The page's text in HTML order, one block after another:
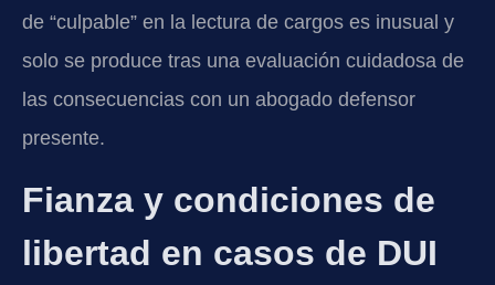
de “culpable” en la lectura de cargos es inusual y
solo se produce tras una evaluación cuidadosa de
las consecuencias con un abogado defensor
presente.
Fianza y condiciones de
libertad en casos de DUI